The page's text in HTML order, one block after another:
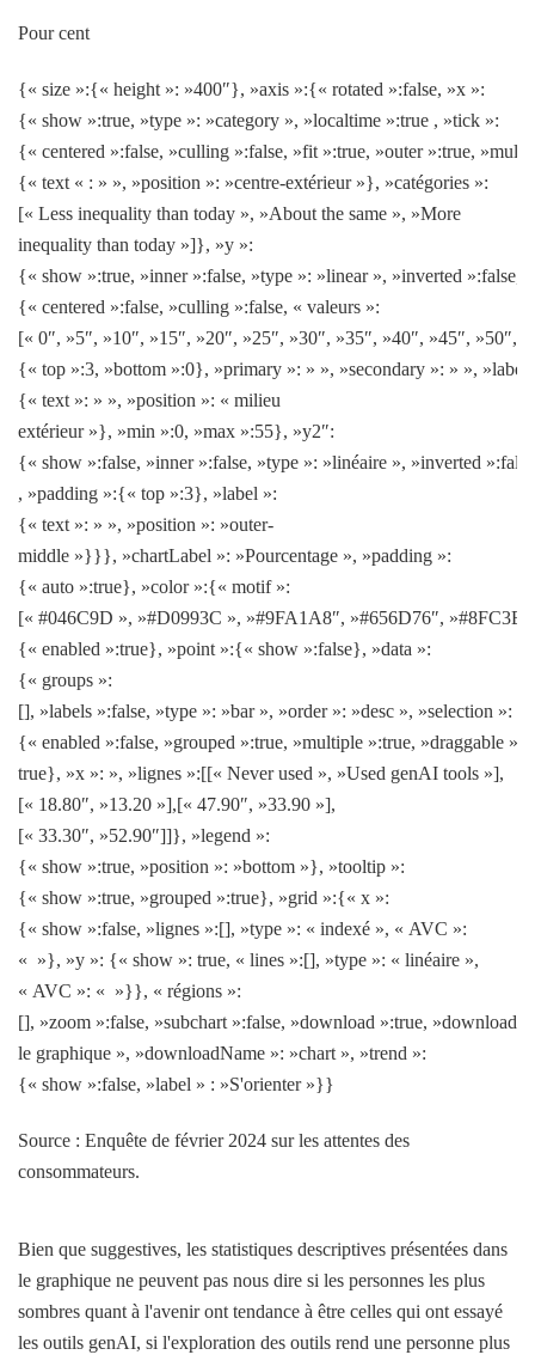
Pour cent
{« size »:{« height »: »400″}, »axis »:{« rotated »:false, »x »:
{« show »:true, »type »: »category », »localtime »:true , »tick »:
{« centered »:false, »culling »:false, »fit »:true, »outer »:true,
{« text « : » », »position »: »centre-extérieur »}, »catégories »:
[« Less inequality than today », »About the same », »More
inequality than today »]}, »y »:
{« show »:true, »inner »:false, »type »: »linear », »inverted »:false,
{« centered »:false, »culling »:false, « valeurs »:
[« 0″, »5″, »10″, »15″, »20″, »25″, »30″, »35″, »40″, »45″, »50″,
{« top »:3, »bottom »:0}, »primary »: » », »secondary »: » », »label
{« text »: » », »position »: « milieu
extérieur »}, »min »:0, »max »:55}, »y2″:
{« show »:false, »inner »:false, »type »: »linéaire », »inverted »:false
, »padding »:{« top »:3}, »label »:
{« text »: » », »position »: »outer-
middle »}}}, »chartLabel »: »Pourcentage », »padding »:
{« auto »:true}, »color »:{« motif »:
[« #046C9D », »#D0993C », »#9FA1A8″, »#656D76″,
{« enabled »:true}, »point »:{« show »:false}, »data »:
{« groups »:
[], »labels »:false, »type »: »bar », »order »: »desc », »selection »:
{« enabled »:false, »grouped »:true, »multiple »:true, »draggable »:
true}, »x »: », »lignes »:[[« Never used », »Used genAI tools »],
[« 18.80″, »13.20 »],[« 47.90″, »33.90 »],
[« 33.30″, »52.90″]]}, »legend »:
{« show »:true, »position »: »bottom »}, »tooltip »:
{« show »:true, »grouped »:true}, »grid »:{« x »:
{« show »:false, »lignes »:[], »type »: « indexé », « AVC »:
« »}, »y »: {« show »: true, « lines »:[], »type »: « linéaire »,
« AVC »: « »}}, « régions »:
[], »zoom »:false, »subchart »:false, »download »:true,
le graphique », »downloadName »: »chart », »trend »:
{« show »:false, »label » : »S'orienter »}}
Source : Enquête de février 2024 sur les attentes des
consommateurs.
Bien que suggestives, les statistiques descriptives présentées dans
le graphique ne peuvent pas nous dire si les personnes les plus
sombres quant à l'avenir ont tendance à être celles qui ont essayé
les outils genAI, si l'exploration des outils rend une personne plus